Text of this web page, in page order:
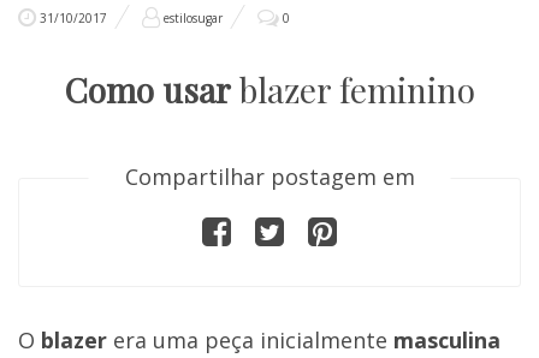
31/10/2017 estilosugar 0
Como usarblazer feminino
Compartilhar postagem em
O blazer era uma peça inicialmente masculina